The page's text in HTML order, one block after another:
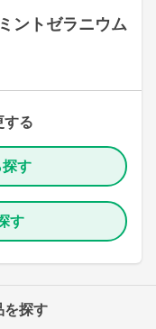
ントゼラニウム
する
探す
す
を探す